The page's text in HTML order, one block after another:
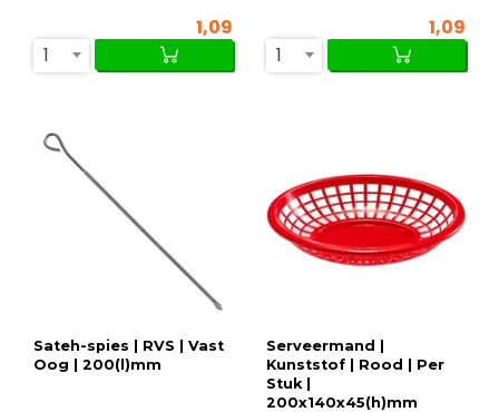
1,09
1
1,09
1
Sateh-spies | RVS | Vast
Oog | 200(l)mm
Serveermand |
Kunststof | Rood | Per
Stuk |
200x140x45(h)mm